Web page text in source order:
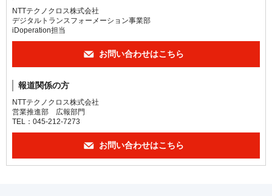
NTTテクノクロス株式会社
デジタルトランスフォーメーション事業部
iDoperation担当
お問い合わせはこちら
報道関係の方
NTTテクノクロス株式会社
営業推進部 広報部門
TEL：045-212-7273
お問い合わせはこちら